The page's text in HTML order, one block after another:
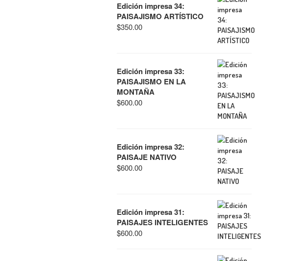
Edición impresa 34:
PAISAJISMO ARTÍSTICO
$350.00
Edición impresa 33:
PAISAJISMO EN LA
MONTAÑA
$600.00
Edición impresa 32:
PAISAJE NATIVO
$600.00
Edición impresa 31:
PAISAJES INTELIGENTES
$600.00